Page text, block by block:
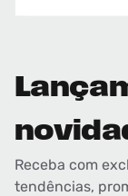
Receba com
tendências,